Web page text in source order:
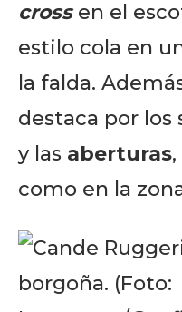
crossen el
estilo cola en
la falda.
destaca por los
y las aberturas
como en la